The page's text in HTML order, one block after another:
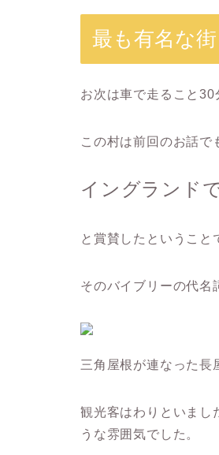
最も有名な
お次は車で走ること
この村は前回のお話で
イングランド
と賞賛したということ
そのバイブリーの代名
三角屋根が連なった長
観光客はわりといまし
うな雰囲気でした。